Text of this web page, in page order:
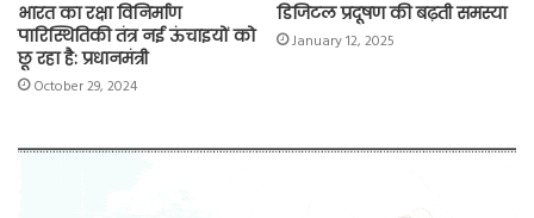
भारत का रक्षा विनिर्माण
पारिस्थितिकी तंत्र नई ऊंचाइयों को
छू रहा है: प्रधानमंत्री
October 29, 2024
डिजिटल प्रदूषण की बढ़ती समस्या
January 12, 2025